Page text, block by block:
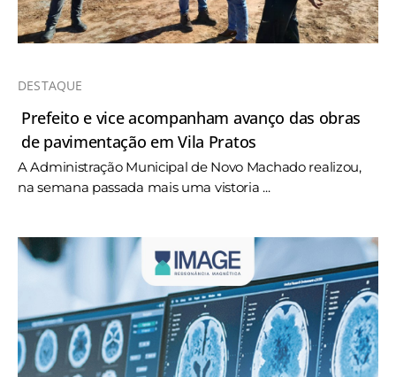
DESTAQUE
Prefeito e vice acompanham avanço das obras
de pavimentação em Vila Pratos
A Administração Municipal de Novo Machado realizou,
na semana passada mais uma vistoria ...